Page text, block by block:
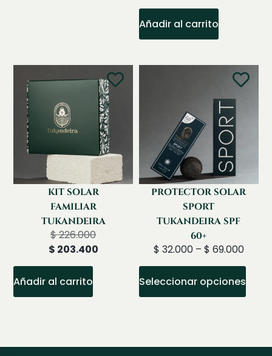
Añadir al carrito
KIT SOLAR
FAMILIAR
TUKANDEIRA
$226.000
$ 203.400
Añadir al carrito
PROTECTOR SOLAR
SPORT
TUKANDEIRA SPF
60+
$ 32.000 – $ 69.000
Seleccionar opciones